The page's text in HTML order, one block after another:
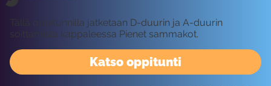
Katso oppitunti
Tällä oppitunnilla jatketaan D-duurin ja A-duurin
soittamista kappaleessa Pienet sammakot.